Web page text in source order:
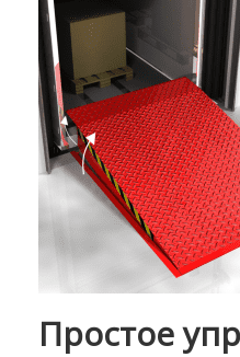
Простое